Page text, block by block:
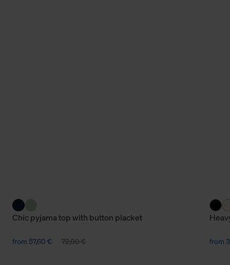
Chic pyjama top with button placket
from 57,60 € 72,00 € from